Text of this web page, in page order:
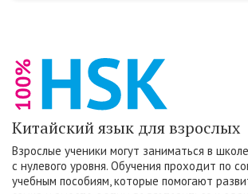
Китайский язык для взрослых
Взрослые ученики могут заниматься в
с нулевого уровня. Обучения проходит по
учебным пособиям, которые помогают